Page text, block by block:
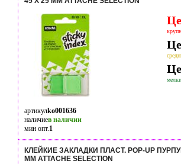
артикулko001636
наличиев наличии
мин опт.1
КЛЕЙКИЕ ЗАКЛАДКИ ПЛАСТ. POP-UP
ММ ATTACHE SELECTION